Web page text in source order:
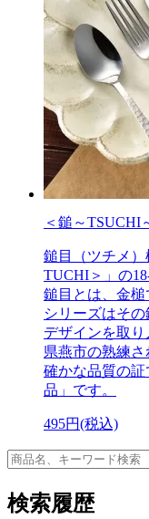
＜鎚～TSUCHI
鎚目（ツチメ
TUCHI＞」の
鎚目とは、金
シリーズはそ
デザインを取
県燕市の熟練
確かな品質の
品」です。
495円(税込)
検索履歴